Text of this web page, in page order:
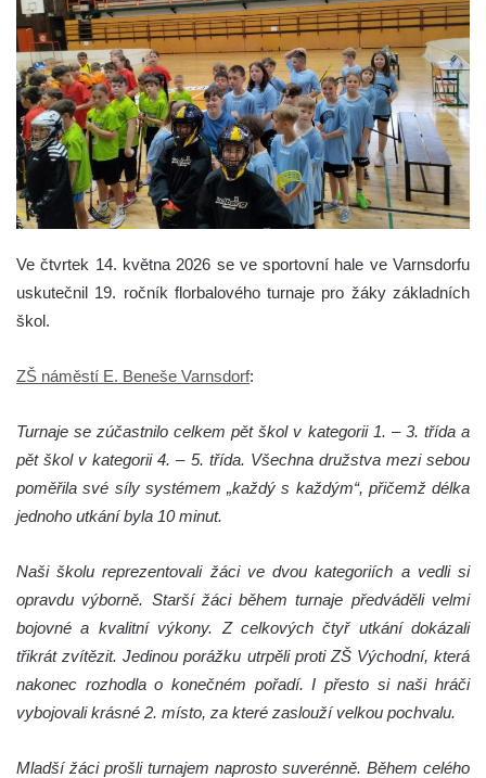
Ve čtvrtek 14. května 2026 se ve sportovní hale ve Varnsdorfu
uskutečnil 19. ročník florbalového turnaje pro žáky základních
škol.
ZŠ náměstí E. Beneše Varnsdorf:
Turnaje se zúčastnilo celkem pět škol v kategorii 1. – 3. třída a
pět škol v kategorii 4. – 5. třída. Všechna družstva mezi sebou
poměřila své síly systémem „každý s každým“, přičemž délka
jednoho utkání byla 10 minut.
Naši školu reprezentovali žáci ve dvou kategoriích a vedli si
opravdu výborně. Starší žáci během turnaje předváděli velmi
bojovné a kvalitní výkony. Z celkových čtyř utkání dokázali
třikrát zvítězit. Jedinou porážku utrpěli proti ZŠ Východní, která
nakonec rozhodla o konečném pořadí. I přesto si naši hráči
vybojovali krásné 2. místo, za které zaslouží velkou pochvalu.
Mladší žáci prošli turnajem naprosto suverénně. Během celého